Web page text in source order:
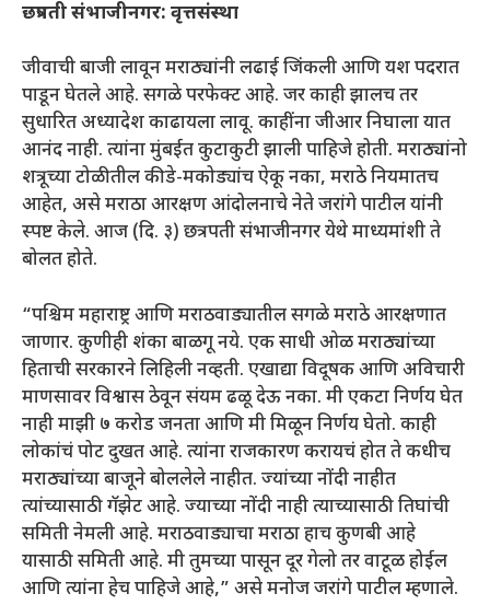
छत्रपती संभाजीनगर: वृत्तसंस्था
जीवाची बाजी लावून मराठ्यांनी लढाई जिंकली आणि यश पदरात
पाडून घेतले आहे. सगळे परफेक्ट आहे. जर काही झालच तर
सुधारित अध्यादेश काढायला लावू. काहींना जीआर निघाला यात
आनंद नाही. त्यांना मुंबईत कुटाकुटी झाली पाहिजे होती. मराठ्यांनो
शत्रूच्या टोळीतील कीडे-मकोड्यांच ऐकू नका, मराठे नियमातच
आहेत, असे मराठा आरक्षण आंदोलनाचे नेते जरांगे पाटील यांनी
स्पष्ट केले. आज (दि. ३) छत्रपती संभाजीनगर येथे माध्यमांशी ते
बोलत होते.
“पश्चिम महाराष्ट्र आणि मराठवाड्यातील सगळे मराठे आरक्षणात
जाणार. कुणीही शंका बाळगू नये. एक साधी ओळ मराठ्यांच्या
हिताची सरकारने लिहिली नव्हती. एखाद्या विदूषक आणि अविचारी
माणसावर विश्वास ठेवून संयम ढळू देऊ नका. मी एकटा निर्णय घेत
नाही माझी ७ करोड जनता आणि मी मिळून निर्णय घेतो. काही
लोकांचं पोट दुखत आहे. त्यांना राजकारण करायचं होत ते कधीच
मराठ्यांच्या बाजूने बोललेले नाहीत. ज्यांच्या नोंदी नाहीत
त्यांच्यासाठी गॅझेट आहे. ज्याच्या नोंदी नाही त्याच्यासाठी तिघांची
समिती नेमली आहे. मराठवाड्याचा मराठा हाच कुणबी आहे
यासाठी समिती आहे. मी तुमच्या पासून दूर गेलो तर वाटूळ होईल
आणि त्यांना हेच पाहिजे आहे,” असे मनोज जरांगे पाटील म्हणाले.